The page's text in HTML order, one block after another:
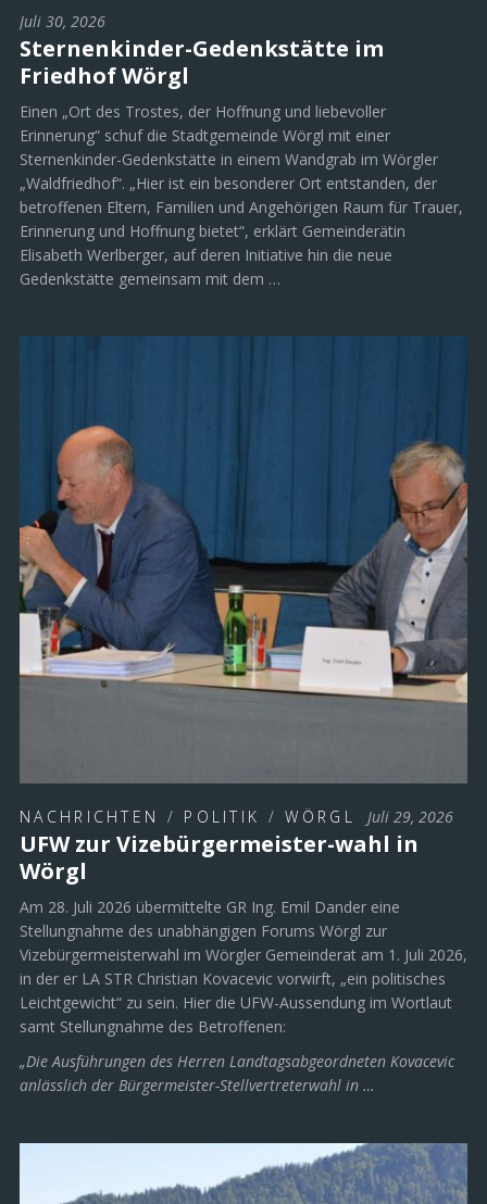
Juli 30, 2026
Sternenkinder-Gedenkstätte im
Friedhof Wörgl
Einen „Ort des Trostes, der Hoffnung und liebevoller
Erinnerung“ schuf die Stadtgemeinde Wörgl mit einer
Sternenkinder-Gedenkstätte in einem Wandgrab im Wörgler
„Waldfriedhof“. „Hier ist ein besonderer Ort entstanden, der
betroffenen Eltern, Familien und Angehörigen Raum für Trauer,
Erinnerung und Hoffnung bietet“, erklärt Gemeinderätin
Elisabeth Werlberger, auf deren Initiative hin die neue
Gedenkstätte gemeinsam mit dem …
NACHRICHTEN / POLITIK /WÖRGL Juli 29, 2026
UFW zur Vizebürgermeister-wahl in
Wörgl
Am 28. Juli 2026 übermittelte GR Ing. Emil Dander eine
Stellungnahme des unabhängigen Forums Wörgl zur
Vizebürgermeisterwahl im Wörgler Gemeinderat am 1. Juli 2026,
in der er LA STR Christian Kovacevic vorwirft, „ein politisches
Leichtgewicht“ zu sein. Hier die UFW-Aussendung im Wortlaut
samt Stellungnahme des Betroffenen:
„Die Ausführungen des Herren Landtagsabgeordneten Kovacevic
anlässlich der Bürgermeister-Stellvertreterwahl in …